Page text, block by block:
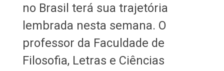
no Brasil terá sua trajetória
lembrada nesta semana. O
professor da Faculdade de
Filosofia, Letras e Ciências